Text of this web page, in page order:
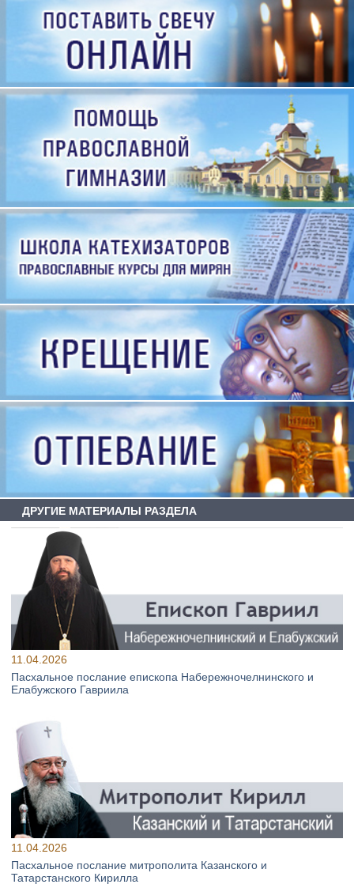
ДРУГИЕ МАТЕРИАЛЫ РАЗДЕЛА
11.04.2026
Пасхальное послание епископа Набережночелнинского и
Елабужского Гавриила
11.04.2026
Пасхальное послание митрополита Казанского и
Татарстанского Кирилла